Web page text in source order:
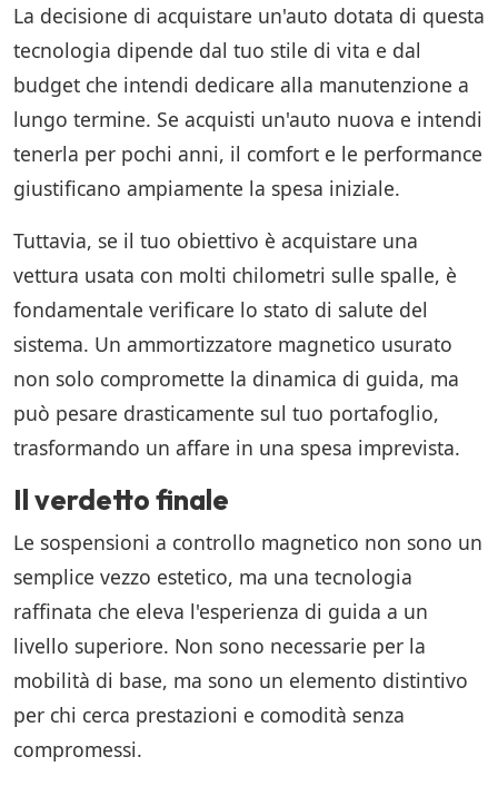
La decisione di acquistare un'auto dotata di questa
tecnologia dipende dal tuo stile di vita e dal
budget che intendi dedicare alla manutenzione a
lungo termine. Se acquisti un'auto nuova e intendi
tenerla per pochi anni, il comfort e le performance
giustificano ampiamente la spesa iniziale.
Tuttavia, se il tuo obiettivo è acquistare una
vettura usata con molti chilometri sulle spalle, è
fondamentale verificare lo stato di salute del
sistema. Un ammortizzatore magnetico usurato
non solo compromette la dinamica di guida, ma
può pesare drasticamente sul tuo portafoglio,
trasformando un affare in una spesa imprevista.
Il verdetto finale
Le sospensioni a controllo magnetico non sono un
semplice vezzo estetico, ma una tecnologia
raffinata che eleva l'esperienza di guida a un
livello superiore. Non sono necessarie per la
mobilità di base, ma sono un elemento distintivo
per chi cerca prestazioni e comodità senza
compromessi.